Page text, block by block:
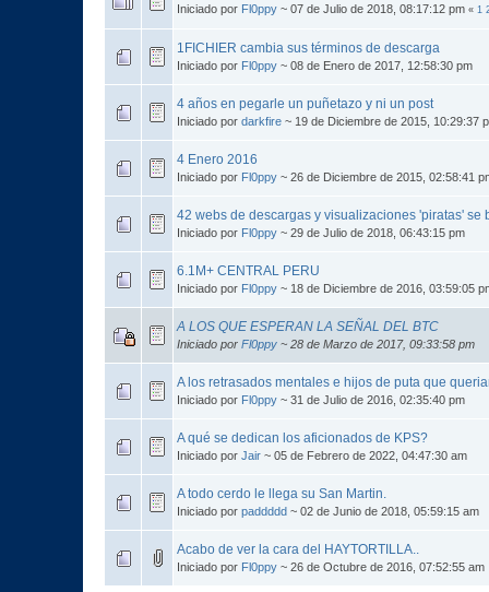
Iniciado por Fl0ppy ~ 07 de Julio de 2018, 08:17:12 pm « 1
1FICHIER cambia sus términos de descarga
Iniciado por Fl0ppy ~ 08 de Enero de 2017, 12:58:30 pm
4 años en pegarle un puñetazo y ni un post
Iniciado por darkfire ~ 19 de Diciembre de 2015, 10:29:37
4 Enero 2016
Iniciado por Fl0ppy ~ 26 de Diciembre de 2015, 02:58:41
42 webs de descargas y visualizaciones 'piratas' se
Iniciado por Fl0ppy ~ 29 de Julio de 2018, 06:43:15 pm
6.1M+ CENTRAL PERU
Iniciado por Fl0ppy ~ 18 de Diciembre de 2016, 03:59:05
A LOS QUE ESPERAN LA SEÑAL DEL BTC
Iniciado por Fl0ppy ~ 28 de Marzo de 2017, 09:33:58 pm
A los retrasados mentales e hijos de puta que
Iniciado por Fl0ppy ~ 31 de Julio de 2016, 02:35:40 pm
A qué se dedican los aficionados de KPS?
Iniciado por Jair ~ 05 de Febrero de 2022, 04:47:30 am
A todo cerdo le llega su San Martin.
Iniciado por paddddd ~ 02 de Junio de 2018, 05:59:15 am
Acabo de ver la cara del HAYTORTILLA..
Iniciado por Fl0ppy ~ 26 de Octubre de 2016, 07:52:55 am